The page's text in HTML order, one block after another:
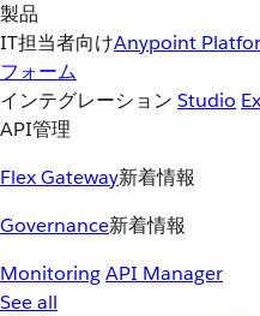
製品
IT担当者向けAnypoint
フォーム
インテグレーション Studio
API管理
Flex Gateway新着情報
Governance新着情報
MonitoringAPI Manager
See all